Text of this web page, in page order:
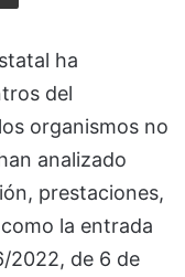
ha
del
organismos no
analizado
prestaciones,
la entrada
2022, de 6 de